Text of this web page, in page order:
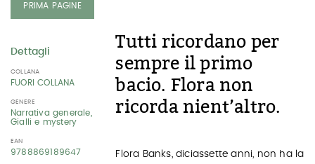
PRIMA PAGINE
Dettagli
COLLANA
FUORI COLLANA
GENERE
Narrativa generale,
Gialli e mystery
EAN
9788869189647
Tutti ricordano per
sempre il primo
bacio. Flora non
ricorda nient’altro.
Flora Banks, diciassette anni, non ha la